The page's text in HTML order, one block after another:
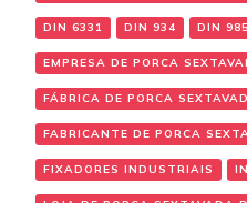
DIN 6331 DIN 934 DIN 985
EMPRESA DE PORCA
FÁBRICA DE PORCA
FABRICANTE DE PORCA
FIXADORES INDUSTRIAIS